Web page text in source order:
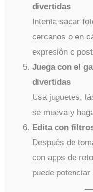
divertidas
Intenta sacar
cercanos o en
expresión o
Juega con el
divertidas
Usa juguetes,
se mueva y
Edita con
Después de
con apps de
puede